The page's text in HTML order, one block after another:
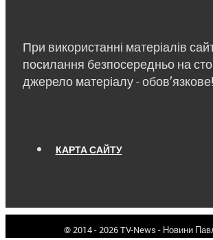
При використанні матеріалів
посилання безпосередньо на
джерело матеріалу - обов’язкове!
КАРТА САЙТУ
© 2014 - 2026 TV-News - Новини